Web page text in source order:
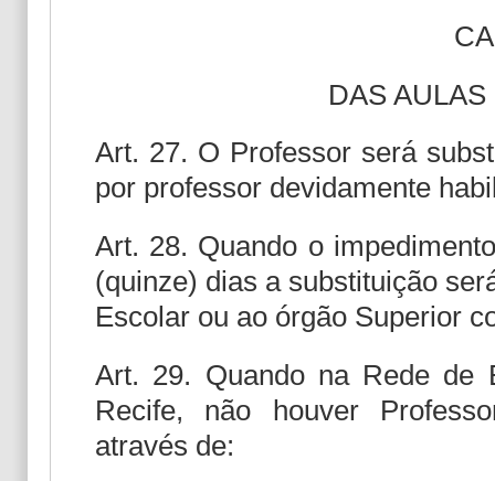
DAS
Art. 27. O Professor será
por professor devidamente
Art. 28. Quando o
(quinze) dias a substituição
Escolar ou ao órgão Superior
Art. 29. Quando na Rede de
Recife, não houver
através de: